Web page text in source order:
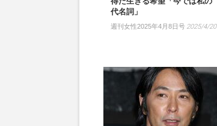
代名詞」
週刊女性2025年4月8日号 2025/4/20